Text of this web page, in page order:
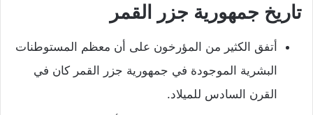
تاريخ جمهورية جزر القمر
أتفق الكثير من المؤرخون على أن معظم المستوطنات
البشرية الموجودة في جمهورية جزر القمر كان في
القرن السادس للميلاد.